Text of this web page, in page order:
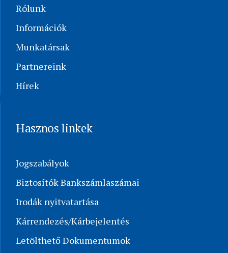
Rólunk
Információk
Munkatársak
Partnereink
Hírek
Hasznos linkek
Jogszabályok
Biztosítók Bankszámlaszámai
Irodák nyitvatartása
Kárrendezés/Kárbejelentés
Letölthető Dokumentumok